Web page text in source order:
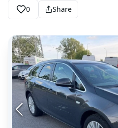
0 Share